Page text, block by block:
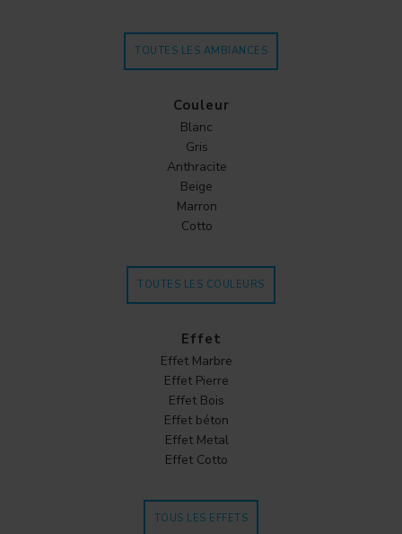
TOUTES LES AMBIANCES
Couleur
Blanc
Gris
Anthracite
Beige
Marron
Cotto
TOUTES LES COULEURS
Effet
Effet Marbre
Effet Pierre
Effet Bois
Effet béton
Effet Metal
Effet Cotto
TOUS LES EFFETS